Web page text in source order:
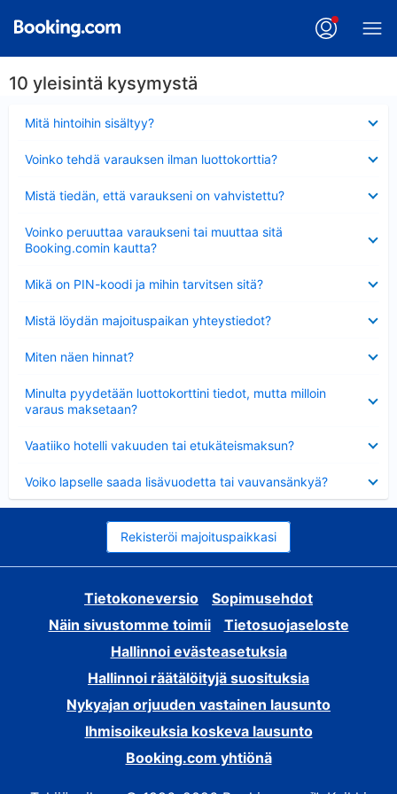
10 yleisintä kysymystä
Mitä hintoihin sisältyy?
Voinko tehdä varauksen ilman luottokorttia?
Mistä tiedän, että varaukseni on vahvistettu?
Voinko peruuttaa varaukseni tai muuttaa sitä
Booking.comin kautta?
Mikä on PIN-koodi ja mihin tarvitsen sitä?
Mistä löydän majoituspaikan yhteystiedot?
Miten näen hinnat?
Minulta pyydetään luottokorttini tiedot, mutta milloin
varaus maksetaan?
Vaatiiko hotelli vakuuden tai etukäteismaksun?
Voiko lapselle saada lisävuodetta tai vauvansänkyä?
Rekisteröi majoituspaikkasi
Tietokoneversio
Sopimusehdot
Näin sivustomme toimii
Tietosuojaseloste
Hallinnoi evästeasetuksia
Hallinnoi räätälöityjä suosituksia
Nykyajan orjuuden vastainen lausunto
Ihmisoikeuksia koskeva lausunto
Booking.com yhtiönä